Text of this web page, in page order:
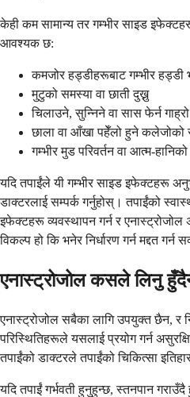
केही कम सामान्य तर गम्भीर साइड
आवश्यक छ:
कमजोर हड्डीहरूबाट गम्भीर हड्डी
मुटुको समस्या वा छाती दुख्नु
चिलाउने, सुन्निने वा सास फेर्न
छाला वा आँखा पहेँलो हुने कलेजोको
गम्भीर मुड परिवर्तन वा आत्म-हानिको
यदि तपाईंले यी गम्भीर साइड इफेक्टहरू
डाक्टरलाई सम्पर्क गर्नुहोस्। तपाईंको
इफेक्टहरू व्यवस्थापन गर्न र एनास्ट्रोजोल
विकल्प हो कि भनेर निर्धारण गर्न मद्दत गर्न
एनास्ट्रोजोल कसले लिनु
एनास्ट्रोजोल सबैका लागि उपयुक्त छैन, र
परिस्थितिहरूले यसलाई प्रयोग गर्न
तपाईंको डाक्टरले तपाईंको चिकित्सा
यदि तपाईं गर्भवती हुनुहुन्छ, स्तनपान